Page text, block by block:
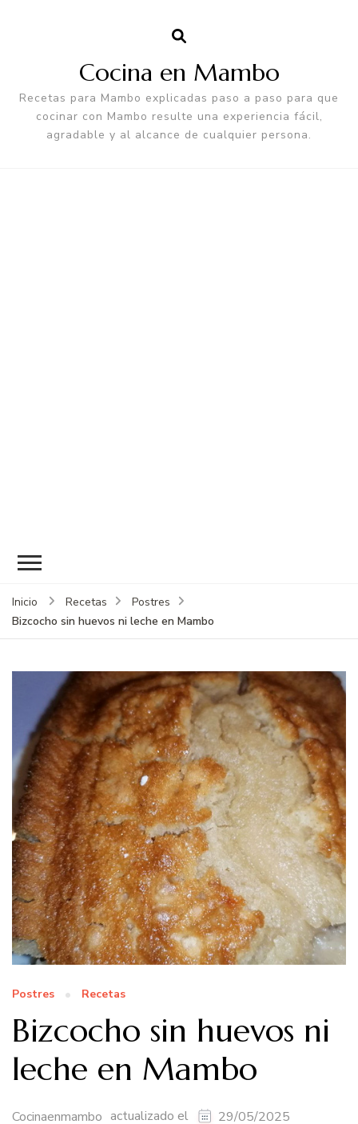
Cocina en Mambo
Recetas para Mambo explicadas paso a paso para que
cocinar con Mambo resulte una experiencia fácil,
agradable y al alcance de cualquier persona.
Inicio Recetas
Postres
Bizcocho sin huevos ni leche en Mambo
Postres Recetas
Bizcocho sin huevos ni
leche en Mambo
Cocinaenmambo actualizado el 29/05/2025